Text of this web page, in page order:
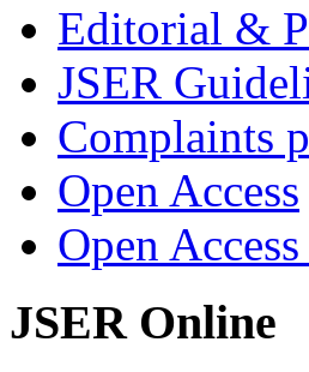
Editorial &
JSER
Complaints
Open Access
Open
JSER Online